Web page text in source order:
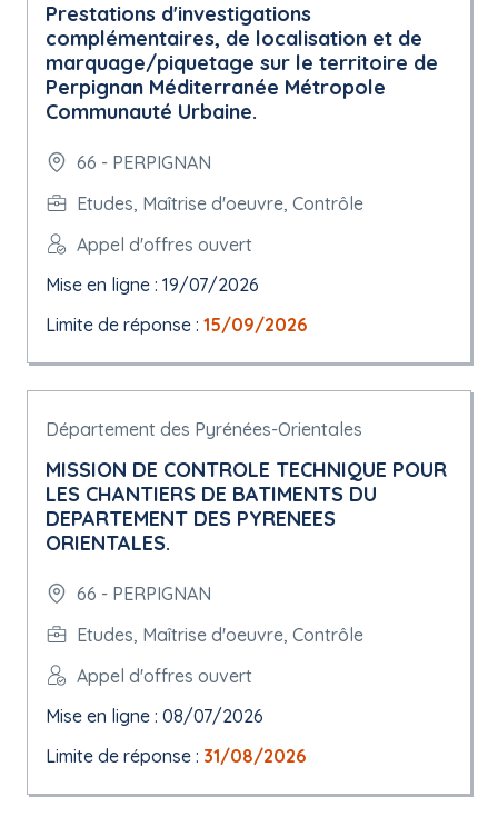
Prestations d'investigations
complémentaires, de localisation et de
marquage/piquetage sur le territoire de
Perpignan Méditerranée Métropole
Communauté Urbaine.
66 - PERPIGNAN
Etudes, Maîtrise d'oeuvre, Contrôle
Appel d'offres ouvert
Mise en ligne : 19/07/2026
Limite de réponse : 15/09/2026
Département des Pyrénées-Orientales
MISSION DE CONTROLE TECHNIQUE POUR
LES CHANTIERS DE BATIMENTS DU
DEPARTEMENT DES PYRENEES
ORIENTALES.
66 - PERPIGNAN
Etudes, Maîtrise d'oeuvre, Contrôle
Appel d'offres ouvert
Mise en ligne : 08/07/2026
Limite de réponse : 31/08/2026